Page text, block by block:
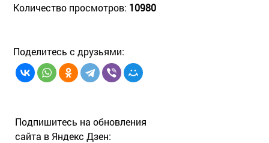
Количество просмотров: 10980
Поделитесь с друзьями:
Подпишитесь на обновления
сайта в Яндекс Дзен: